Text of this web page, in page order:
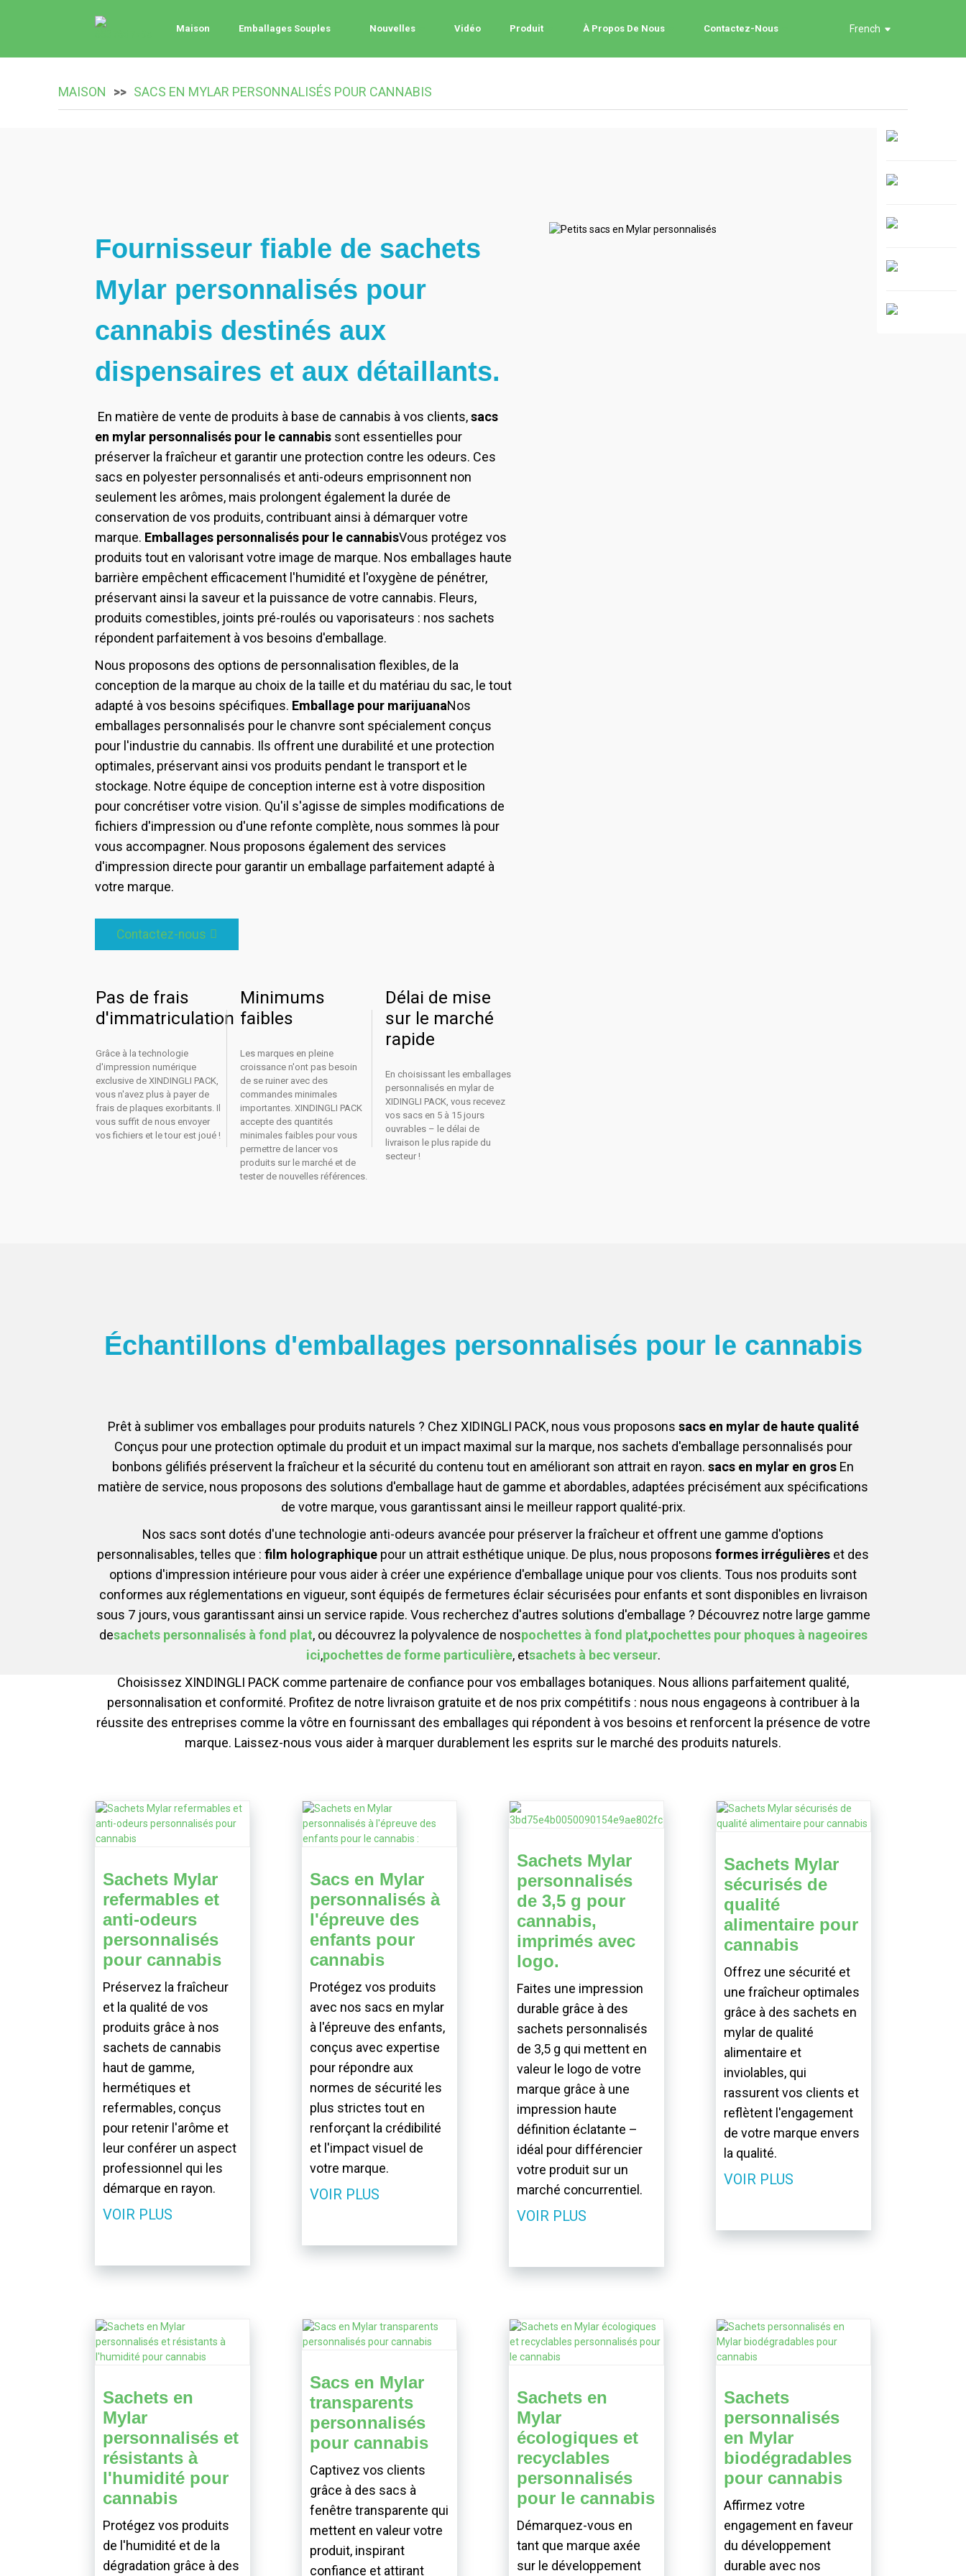
Maison Emballages Souples Nouvelles Vidéo Produit À Propos De Nous Contactez-Nous French
MAISON SACS EN MYLAR PERSONNALISÉS POUR CANNABIS
Fournisseur fiable de sachets
Mylar personnalisés pour
cannabis destinés aux
dispensaires et aux détaillants.
En matière de vente de produits à base de cannabis à vos clients,sacs
en mylar personnalisés pour le cannabis sont essentielles pour
préserver la fraîcheur et garantir une protection contre les odeurs. Ces
sacs en polyester personnalisés et anti-odeurs emprisonnent non
seulement les arômes, mais prolongent également la durée de
conservation de vos produits, contribuant ainsi à démarquer votre
marque. Emballages personnalisés pour le cannabisVous protégez vos
produits tout en valorisant votre image de marque. Nos emballages haute
barrière empêchent efficacement l'humidité et l'oxygène de pénétrer,
préservant ainsi la saveur et la puissance de votre cannabis. Fleurs,
produits comestibles, joints pré-roulés ou vaporisateurs : nos sachets
répondent parfaitement à vos besoins d'emballage.
Nous proposons des options de personnalisation flexibles, de la
conception de la marque au choix de la taille et du matériau du sac, le tout
adapté à vos besoins spécifiques. Emballage pour marijuanaNos
emballages personnalisés pour le chanvre sont spécialement conçus
pour l'industrie du cannabis. Ils offrent une durabilité et une protection
optimales, préservant ainsi vos produits pendant le transport et le
stockage. Notre équipe de conception interne est à votre disposition
pour concrétiser votre vision. Qu'il s'agisse de simples modifications de
fichiers d'impression ou d'une refonte complète, nous sommes là pour
vous accompagner. Nous proposons également des services
d'impression directe pour garantir un emballage parfaitement adapté à
votre marque.
Contactez-nous
Pas de frais
d'immatriculation
Grâce à la technologie
d'impression numérique
exclusive de XINDINGLI PACK,
vous n'avez plus à payer de
frais de plaques exorbitants. Il
vous suffit de nous envoyer
vos fichiers et le tour est joué !
Minimums
faibles
Les marques en pleine
croissance n'ont pas besoin
de se ruiner avec des
commandes minimales
importantes. XINDINGLI PACK
accepte des quantités
minimales faibles pour vous
permettre de lancer vos
produits sur le marché et de
tester de nouvelles références.
Délai de mise
sur le marché
rapide
En choisissant les emballages
personnalisés en mylar de
XIDINGLI PACK, vous recevez
vos sacs en 5 à 15 jours
ouvrables – le délai de
livraison le plus rapide du
secteur !
Échantillons d'emballages personnalisés pour le cannabis
Prêt à sublimer vos emballages pour produits naturels ? Chez XIDINGLI PACK, nous vous proposons sacs en mylar de haute qualité
Conçus pour une protection optimale du produit et un impact maximal sur la marque, nos sachets d'emballage personnalisés pour
bonbons gélifiés préservent la fraîcheur et la sécurité du contenu tout en améliorant son attrait en rayon. sacs en mylar en gros En
matière de service, nous proposons des solutions d'emballage haut de gamme et abordables, adaptées précisément aux spécifications
de votre marque, vous garantissant ainsi le meilleur rapport qualité-prix.
Nos sacs sont dotés d'une technologie anti-odeurs avancée pour préserver la fraîcheur et offrent une gamme d'options
personnalisables, telles que : film holographique pour un attrait esthétique unique. De plus, nous proposons formes irrégulières et des
options d'impression intérieure pour vous aider à créer une expérience d'emballage unique pour vos clients. Tous nos produits sont
conformes aux réglementations en vigueur, sont équipés de fermetures éclair sécurisées pour enfants et sont disponibles en livraison
sous 7 jours, vous garantissant ainsi un service rapide. Vous recherchez d'autres solutions d'emballage ? Découvrez notre large gamme
desachets personnalisés à fond plat, ou découvrez la polyvalence de nospochettes à fond plat,pochettes pour phoques à nageoires
ici,pochettes de forme particulière, etsachets à bec verseur.
Choisissez XINDINGLI PACK comme partenaire de confiance pour vos emballages botaniques. Nous allions parfaitement qualité,
personnalisation et conformité. Profitez de notre livraison gratuite et de nos prix compétitifs : nous nous engageons à contribuer à la
réussite des entreprises comme la vôtre en fournissant des emballages qui répondent à vos besoins et renforcent la présence de votre
marque. Laissez-nous vous aider à marquer durablement les esprits sur le marché des produits naturels.
Sachets Mylar
refermables et
anti-odeurs
personnalisés
pour cannabis
Préservez la fraîcheur
et la qualité de vos
produits grâce à nos
sachets de cannabis
haut de gamme,
hermétiques et
refermables, conçus
pour retenir l'arôme et
leur conférer un aspect
professionnel qui les
démarque en rayon.
VOIR PLUS
Sacs en Mylar
personnalisés à
l'épreuve des
enfants pour
cannabis
Protégez vos produits
avec nos sacs en mylar
à l'épreuve des enfants,
conçus avec expertise
pour répondre aux
normes de sécurité les
plus strictes tout en
renforçant la crédibilité
et l'impact visuel de
votre marque.
VOIR PLUS
Sachets Mylar
personnalisés
de 3,5 g pour
cannabis,
imprimés avec
logo.
Faites une impression
durable grâce à des
sachets personnalisés
de 3,5 g qui mettent en
valeur le logo de votre
marque grâce à une
impression haute
définition éclatante –
idéal pour différencier
votre produit sur un
marché concurrentiel.
VOIR PLUS
Sachets Mylar
sécurisés de
qualité
alimentaire pour
cannabis
Offrez une sécurité et
une fraîcheur optimales
grâce à des sachets en
mylar de qualité
alimentaire et
inviolables, qui
rassurent vos clients et
reflètent l'engagement
de votre marque envers
la qualité.
VOIR PLUS
Sachets en
Mylar
personnalisés et
résistants à
l'humidité pour
cannabis
Protégez vos produits
de l'humidité et de la
dégradation grâce à des
Sacs en Mylar
transparents
personnalisés
pour cannabis
Captivez vos clients
grâce à des sacs à
fenêtre transparente qui
mettent en valeur votre
produit, inspirant
confiance et attirant
Sachets en
Mylar
écologiques et
recyclables
personnalisés
pour le cannabis
Démarquez-vous en
tant que marque axée
sur le développement
Sachets
personnalisés
en Mylar
biodégradables
pour cannabis
Affirmez votre
engagement en faveur
du développement
durable avec nos